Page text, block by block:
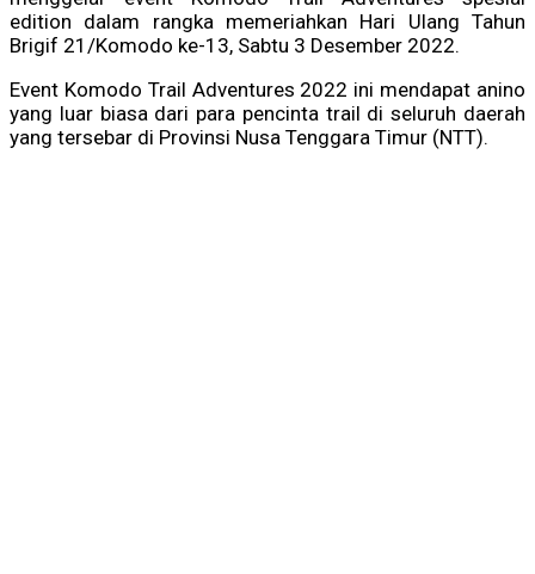
edition dalam rangka memeriahkan Hari Ulang Tahun
Brigif 21/Komodo ke-13, Sabtu 3 Desember 2022.
Event Komodo Trail Adventures 2022 ini mendapat anino
yang luar biasa dari para pencinta trail di seluruh daerah
yang tersebar di Provinsi Nusa Tenggara Timur (NTT).